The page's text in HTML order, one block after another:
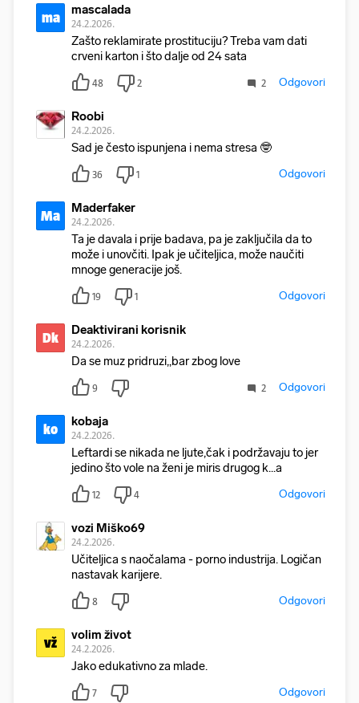
ma mascalada
24.2.2026.
Zašto reklamirate prostituciju? Treba vam dati
crveni karton i što dalje od 24 sata
48 2 2 Odgovori
Roobi
24.2.2026.
Sad je često ispunjena i nema stresa 🤓
36 1 Odgovori
Ma Maderfaker
24.2.2026.
Ta je davala i prije badava, pa je zaključila da to
može i unovčiti. Ipak je učiteljica, može naučiti
mnoge generacije još.
19 1 Odgovori
Dk Deaktivirani korisnik
24.2.2026.
Da se muz pridruzi,,bar zbog love
9 2 Odgovori
ko kobaja
24.2.2026.
Leftardi se nikada ne ljute,čak i podržavaju to jer
jedino što vole na ženi je miris drugog k...a
12 4 Odgovori
vozi Miško69
24.2.2026.
Učiteljica s naočalama - porno industrija. Logičan
nastavak karijere.
8 Odgovori
vž volim život
24.2.2026.
Jako edukativno za mlade.
7 Odgovori